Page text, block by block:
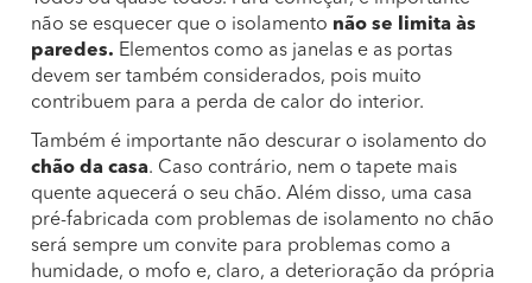
não se esquecer que o isolamento não se limita às
paredes. Elementos como as janelas e as portas
devem ser também considerados, pois muito
contribuem para a perda de calor do interior.
Também é importante não descurar o isolamento do
chão da casa. Caso contrário, nem o tapete mais
quente aquecerá o seu chão. Além disso, uma casa
pré-fabricada com problemas de isolamento no chão
será sempre um convite para problemas como a
humidade, o mofo e, claro, a deterioração da própria